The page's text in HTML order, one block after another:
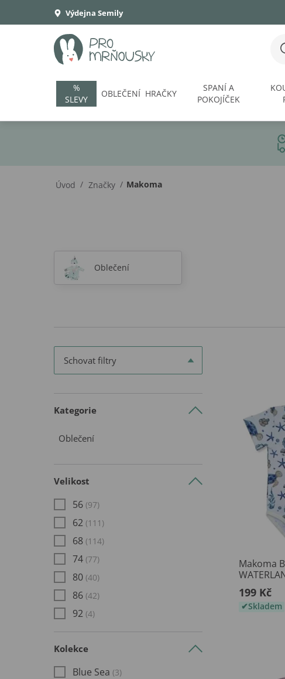
Výdejna Semily
%
SLEVY
OBLEČENÍ HRAČKY
SPANÍ A
POKOJÍČEK
Úvod / Značky / Makoma
Oblečení
Schovat filtry
Kategorie
Oblečení
Velikost
56 (97)
62 (111)
68 (114)
74 (77)
80 (40)
86 (42)
92 (4)
Kolekce
Blue Sea (3)
Makoma
199 Kč
Skladem